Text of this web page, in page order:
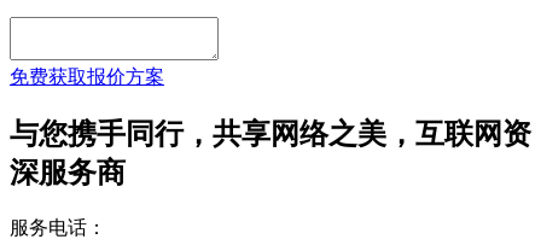
免费获取报价方案
与您携手同行，共享网络之美，互联网资
深服务商
服务电话：